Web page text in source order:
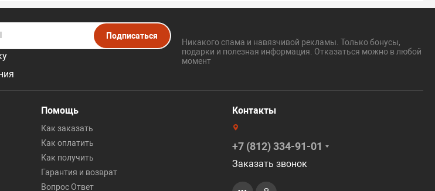
Подписаться
Никакого спама и навязчивой рекламы. Только бонусы,
подарки и полезная информация. Отказаться можно в любой
момент
Помощь
Как заказать
Как оплатить
Как получить
Гарантия и возврат
Вопрос Ответ
Контакты
+7 (812) 334-91-01
Заказать звонок